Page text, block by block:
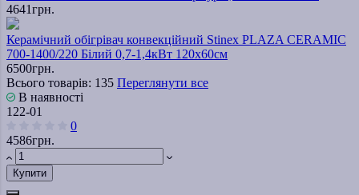
4641грн.
Керамічний обігрівач конвекційний Stinex PLAZA CERAMIC
700-1400/220 Білий 0,7-1,4кВт 120х60см
6500грн.
Всього товарів: 135 Переглянути все
В наявності
122-01
0
4586грн.
Купити